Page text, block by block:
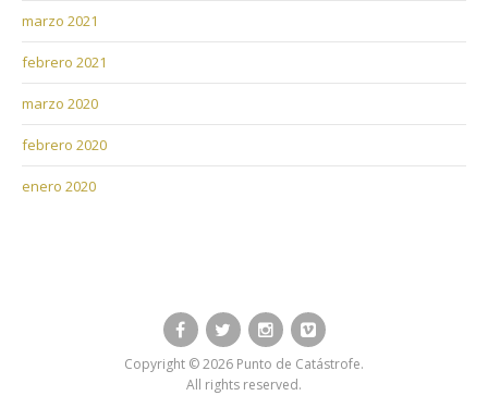
marzo 2021
febrero 2021
marzo 2020
febrero 2020
enero 2020
Facebook Twitter InstagramVimeo
Copyright © 2026 Punto de Catástrofe.
All rights reserved.